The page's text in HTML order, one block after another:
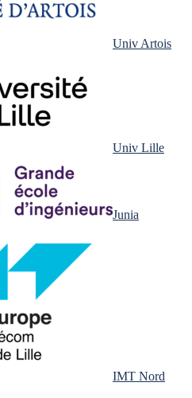
Univ Artois
Univ Lille
Junia
IMT Nord